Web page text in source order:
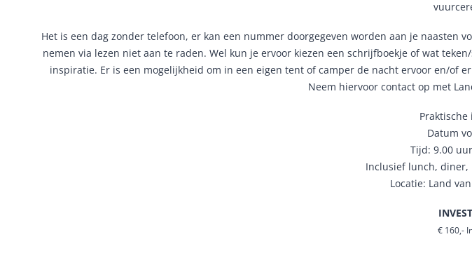
Het is een dag zonder telefoon, er kan een nummer doorgegeven worden aan je
nemen via lezen niet aan te raden. Wel kun je ervoor kiezen een schrijfboekje of wat
inspiratie. Er is een mogelijkheid om in een eigen tent of camper de nacht ervoor en/of
Neem hiervoor contact op met
Datum
Tijd: 9.00
Inclusief lunch, diner,
Locatie: Land
€ 160,-